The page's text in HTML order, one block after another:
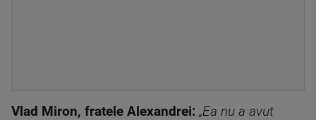
Vlad Miron, fratele Alexandrei: „Ea nu a avut